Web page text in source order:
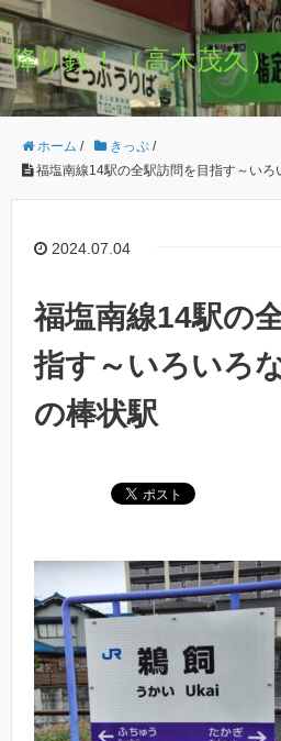
降り鉄！（高木茂久）
ホーム / きっぷ /
福塩南線14駅の全駅訪問を目指す～いろ
2024.07.04
福塩南線14駅の
指す～いろいろ
の棒状駅